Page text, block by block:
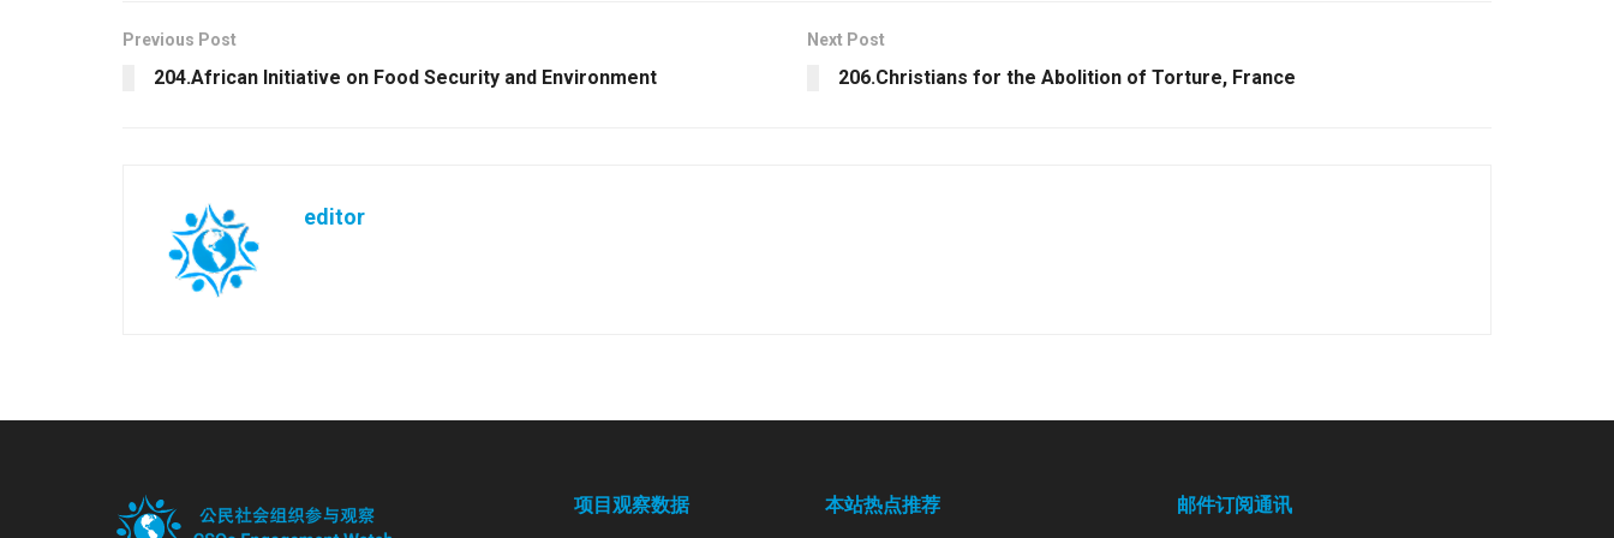
Previous Post
204.African Initiative on Food Security and Environment
Next Post
206.Christians for the Abolition of Torture, France
editor
项目观察数据 本站热点推荐 邮件订阅通讯